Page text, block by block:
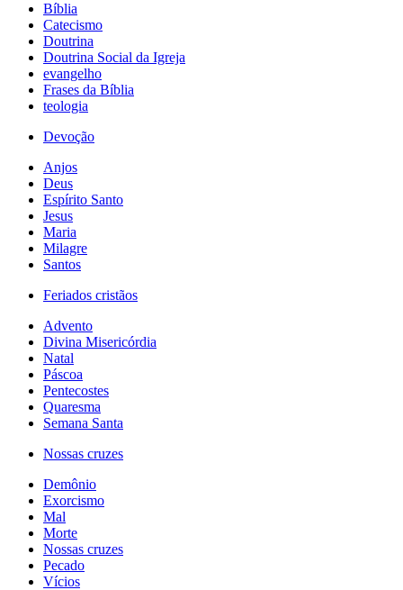
Bíblia
Catecismo
Doutrina
Doutrina Social da Igreja
evangelho
Frases da Bíblia
teologia
Devoção
Anjos
Deus
Espírito Santo
Jesus
Maria
Milagre
Santos
Feriados cristãos
Advento
Divina Misericórdia
Natal
Páscoa
Pentecostes
Quaresma
Semana Santa
Nossas cruzes
Demônio
Exorcismo
Mal
Morte
Nossas cruzes
Pecado
Vícios